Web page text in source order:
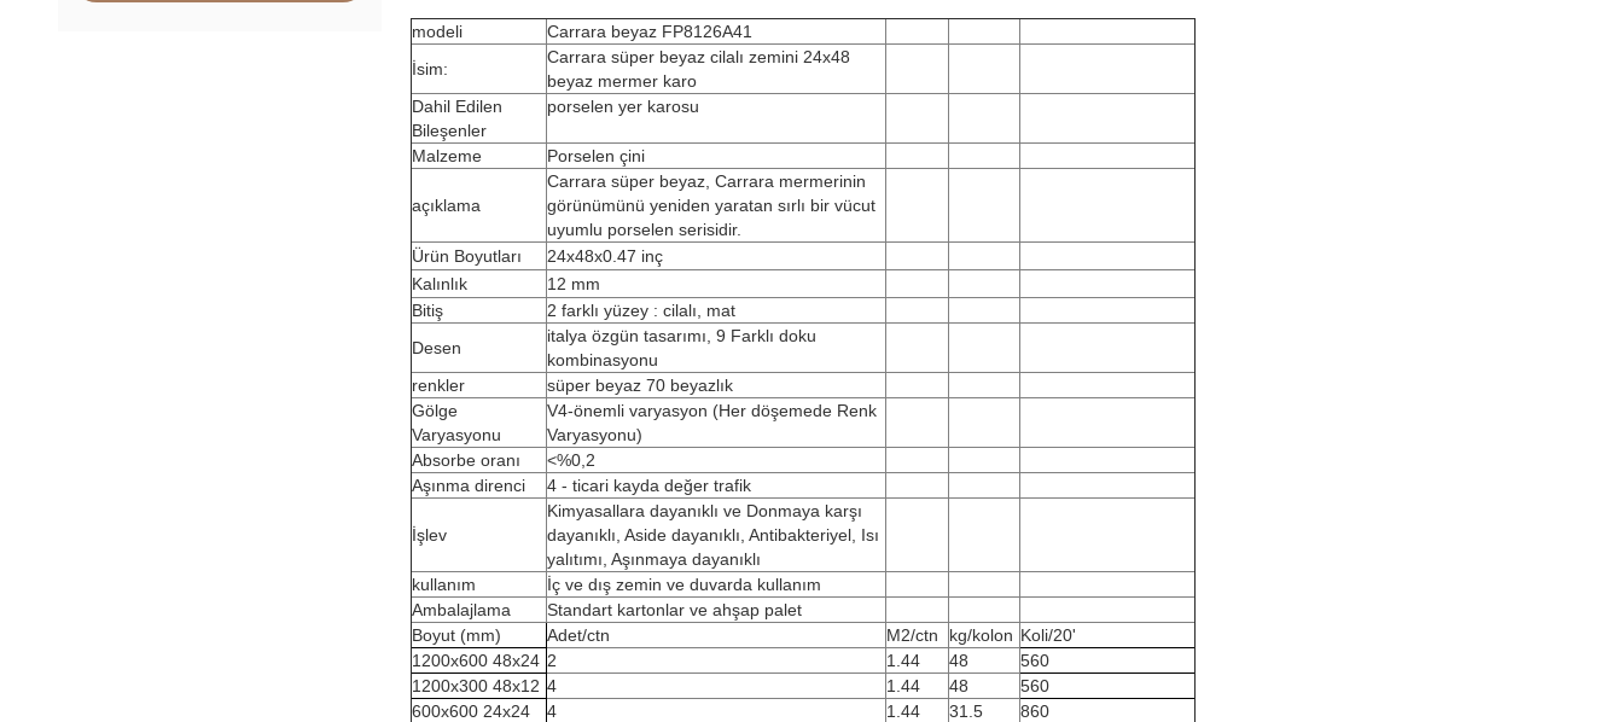
modeli
Carrara beyaz FP8126A41
İsim:
Carrara süper beyaz cilalı zemini 24x48
beyaz mermer karo
Dahil Edilen
Bileşenler
porselen yer karosu
Malzeme Porselen çini
açıklama
Carrara süper beyaz, Carrara mermerinin
görünümünü yeniden yaratan sırlı bir vücut
uyumlu porselen serisidir.
Ürün Boyutları
24x48x0.47 inç
Kalınlık
12 mm
Bitiş
2 farklı yüzey : cilalı, mat
Desen
italya özgün tasarımı, 9 Farklı doku
kombinasyonu
renkler
süper beyaz 70 beyazlık
Gölge
Varyasyonu
V4-önemli varyasyon (Her döşemede Renk
Varyasyonu)
Absorbe oranı
<%0,2
Aşınma direnci
4 - ticari kayda değer trafik
İşlev
Kimyasallara dayanıklı ve Donmaya karşı
dayanıklı, Aside dayanıklı, Antibakteriyel, Isı
yalıtımı, Aşınmaya dayanıklı
kullanım
İç ve dış zemin ve duvarda kullanım
Ambalajlama
Standart kartonlar ve ahşap palet
Boyut (mm)
Adet/ctn M2/ctn kg/kolon Koli/20'
1200x600 48x24 2 1.44 48
560
1200x300 48x12 4 1.44 48
560
600x600 24x24
4 1.44 31.5 860